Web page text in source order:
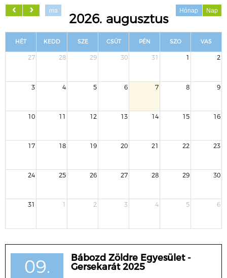
ma Hónap Nap
2026. augusztus
HÉT KEDD SZE CSÜT PÉN SZO VAS
27 28 29 30 31 1 2
3 4 5 6 7 8 9
10 11 12 13 14 15 16
17 18 19 20 21 22 23
24 25 26 27 28 29 30
31 1 2 3 4 5 6
09.
Bábozd Zöldre Egyesület -
Gersekarát 2025